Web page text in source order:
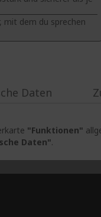
mit dem du sprechen
"Funktionen"
Daten".
Daten